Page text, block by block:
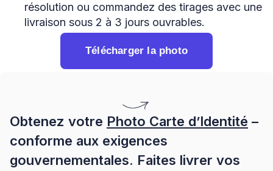
résolution ou commandez des tirages avec une
livraison sous 2 à 3 jours ouvrables.
Télécharger la photo
Obtenez votre Photo Carte d’Identité –
conforme aux exigences
gouvernementales. Faites livrer vos